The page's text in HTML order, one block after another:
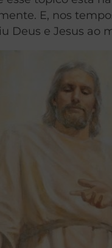
E, nos
Deus e Jesus ao